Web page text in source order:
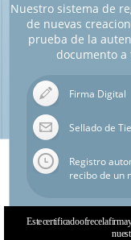
Nuestro sistema de
de nuevas
prueba de la
documento a
Firma Digital
Sellado de
Registro
recibo de un
Este certificado ofrece la firma